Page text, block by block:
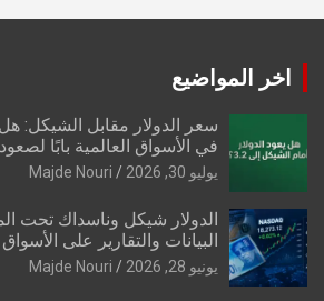
اخر المواضيع
سعر الدولار مقابل الشيكل: هل
في الأسواق العالمية بابًا
يوليو 30, 2026 Majde Nouri
الدولار شيكل وناسداك تحت
البيانات والتقارير على
يونيو 28, 2026 Majde Nouri